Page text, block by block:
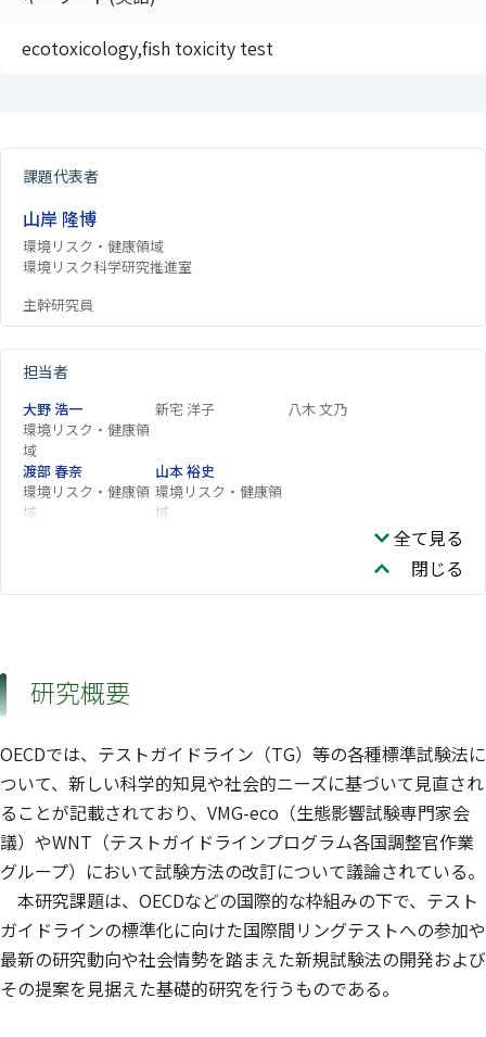
ecotoxicology,fish toxicity test
課題代表者
山岸 隆博
環境リスク・健康領域
環境リスク科学研究推進室
主幹研究員
担当者
大野 浩一
環境リスク・健康領
域
新宅 洋子 八木 文乃
渡部 春奈
環境リスク・健康領
域
山本 裕史
環境リスク・健康領
域
全て見る
閉じる
研究概要
OECDでは、テストガイドライン（TG）等の各種標準試験法に
ついて、新しい科学的知見や社会的ニーズに基づいて見直され
ることが記載されており、VMG-eco（生態影響試験専門家会
議）やWNT（テストガイドラインプログラム各国調整官作業
グループ）において試験方法の改訂について議論されている。
本研究課題は、OECDなどの国際的な枠組みの下で、テスト
ガイドラインの標準化に向けた国際間リングテストへの参加や
最新の研究動向や社会情勢を踏まえた新規試験法の開発および
その提案を見据えた基礎的研究を行うものである。